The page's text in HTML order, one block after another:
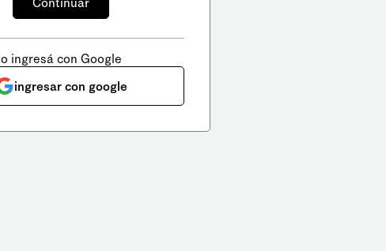
o ingresá con Google
ingresar con google